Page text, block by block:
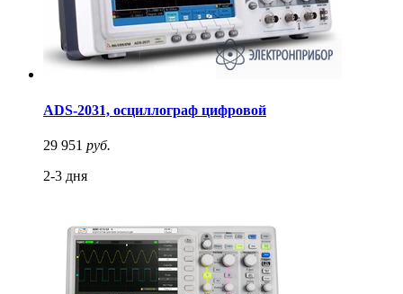
ADS-2031, осциллограф цифровой
29 951 руб.
2-3 дня